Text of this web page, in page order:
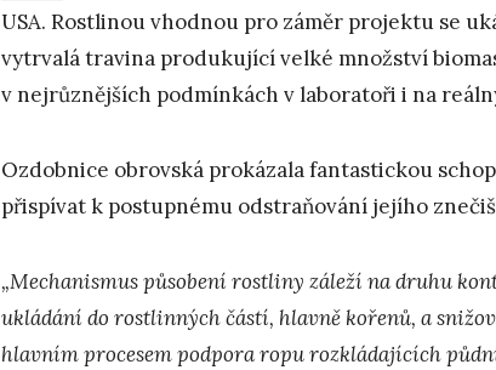
USA. Rostlinou vhodnou pro záměr projektu se
vytrvalá travina produkující velké množství
v nejrůznějších podmínkách v laboratoři i na
Ozdobnice obrovská prokázala fantastickou
přispívat k postupnému odstraňování jejího
„Mechanismus působení rostliny záleží na druhu
ukládání do rostlinných částí, hlavně kořenů, a
hlavním procesem podpora ropu rozkládajících